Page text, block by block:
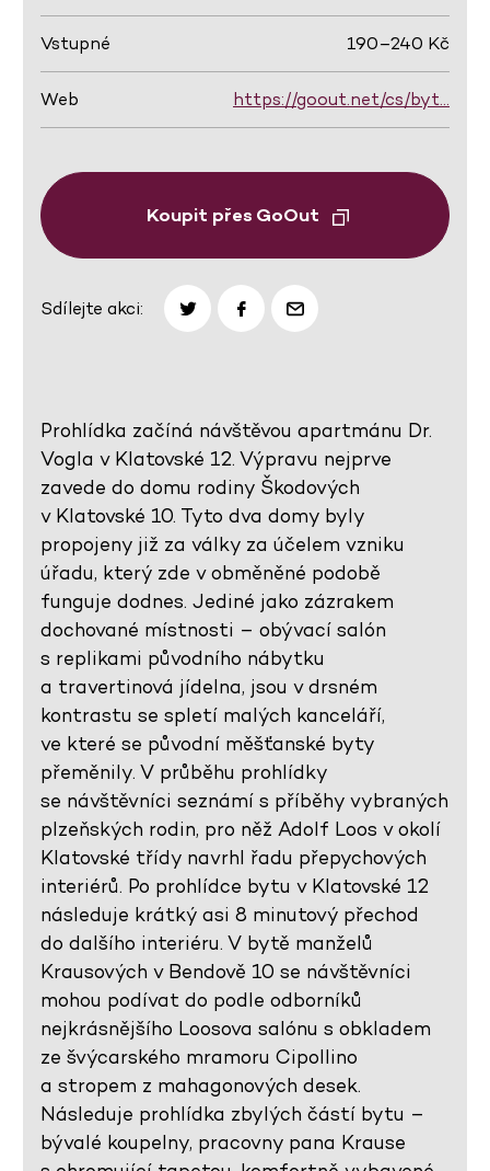
Vstupné 190–240 Kč
Web https://goout.net/cs/byt…
Koupit přes GoOut
Sdílejte akci:
Prohlídka začíná návštěvou apartmánu Dr.
Vogla v Klatovské 12. Výpravu nejprve
zavede do domu rodiny Škodových
v Klatovské 10. Tyto dva domy byly
propojeny již za války za účelem vzniku
úřadu, který zde v obměněné podobě
funguje dodnes. Jediné jako zázrakem
dochované místnosti – obývací salón
s replikami původního nábytku
a travertinová jídelna, jsou v drsném
kontrastu se spletí malých kanceláří,
ve které se původní měšťanské byty
přeměnily. V průběhu prohlídky
se návštěvníci seznámí s příběhy vybraných
plzeňských rodin, pro něž Adolf Loos v okolí
Klatovské třídy navrhl řadu přepychových
interiérů. Po prohlídce bytu v Klatovské 12
následuje krátký asi 8 minutový přechod
do dalšího interiéru. V bytě manželů
Krausových v Bendově 10 se návštěvníci
mohou podívat do podle odborníků
nejkrásnějšího Loosova salónu s obkladem
ze švýcarského mramoru Cipollino
a stropem z mahagonových desek.
Následuje prohlídka zbylých částí bytu –
bývalé koupelny, pracovny pana Krause